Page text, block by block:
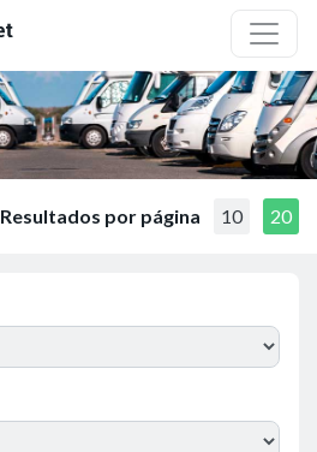
Resultados por página 10 20